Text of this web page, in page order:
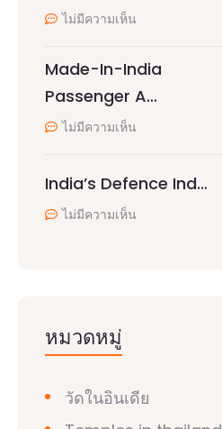
ไม่มีความเห็น
Made-In-India
Passenger A…
ไม่มีความเห็น
India’s Defence Ind…
ไม่มีความเห็น
หมวดหมู่
วัดในอินเดีย